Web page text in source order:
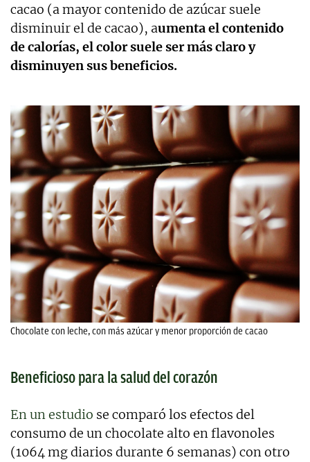
cacao (a mayor contenido de azúcar suele
disminuir el de cacao), aumenta el contenido
de calorías, el color suele ser más claro y
disminuyen sus beneficios.
Chocolate con leche, con más azúcar y menor proporción de cacao
Beneficioso para la salud del corazón
En un estudio se comparó los efectos del
consumo de un chocolate alto en flavonoles
(1064 mg diarios durante 6 semanas) con otro